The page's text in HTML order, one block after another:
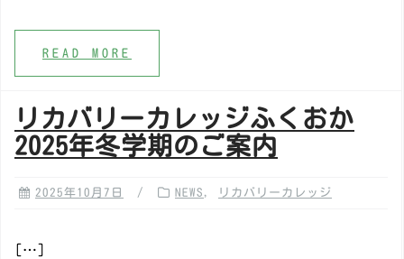
READ MORE
リカバリーカレッジふくおか
2025年冬学期のご案内
2025年10月7日 NEWS , リカバリーカレッジ
[…]